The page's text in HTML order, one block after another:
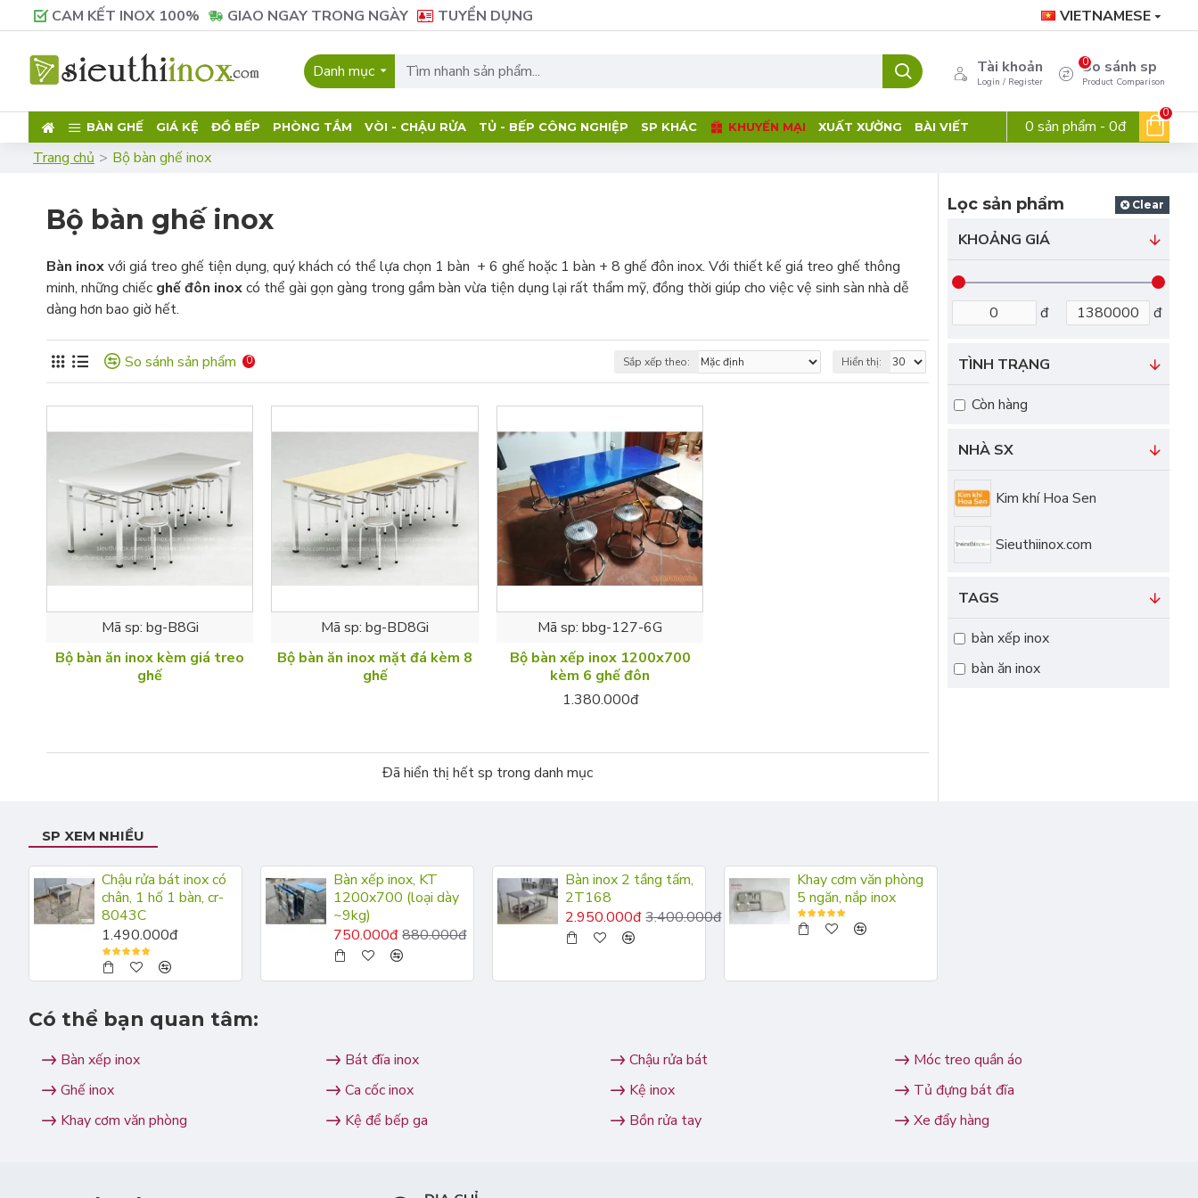
CAM KẾT INOX 100% GIAO NGAY TRONG NGÀY TUYỂN DỤNG VIETNAMESE
Danh mục Tài khoản
Login / Register
So sánh sp
Product Comparison
0
BÀN GHẾ GIÁ KỆ ĐỒ BẾP PHÒNG TẮM VÒI - CHẬU RỬA TỦ - BẾP CÔNG NGHIỆP SP KHÁC KHUYẾN MẠI XUẤT XƯỞNG BÀI VIẾT 0 sản phẩm - 0đ
0
Trang chủ Bộ bàn ghế inox
Bộ bàn ghế inox
Bàn inoxvới giá treo ghế tiện dụng, quý khách có thể lựa chọn 1 bàn + 6 ghế hoặc 1 bàn + 8 ghế đôn inox. Với thiết kế giá treo ghế thông
minh, những chiếc ghế đôn inoxcó thể gài gọn gàng trong gầm bàn vừa tiện dụng lại rất thẩm mỹ, đồng thời giúp cho việc vệ sinh sàn nhà dễ
dàng hơn bao giờ hết.
So sánh sản phẩm 0 Sắp xếp theo: Hiển thị:
Mã sp: bg-B8Gi
Bộ bàn ăn inox kèm giá treo
ghế
Mã sp: bg-BD8Gi
Bộ bàn ăn inox mặt đá kèm 8
ghế
Mã sp: bbg-127-6G
Bộ bàn xếp inox 1200x700
kèm 6 ghế đôn
1.380.000đ
Đã hiển thị hết sp trong danh mục
Lọc sản phẩm Clear
KHOẢNG GIÁ
đ đ
NHÀ SX
Kim khí Hoa Sen
Sieuthiinox.com
TAGS
bàn xếp inox
bàn ăn inox
TÌNH TRẠNG
Còn hàng
SP XEM NHIỀU
Chậu rửa bát inox có
chân, 1 hố 1 bàn, cr-
8043C
1.490.000đ
Bàn xếp inox, KT
1200x700 (loại dày
~9kg)
750.000đ 880.000đ
Bàn inox 2 tầng tấm,
2T168
2.950.000đ 3.400.000đ
Khay cơm văn phòng
5 ngăn, nắp inox
Có thể bạn quan tâm:
Bàn xếp inox
Ghế inox
Khay cơm văn phòng
Bát đĩa inox
Ca cốc inox
Kệ để bếp ga
Chậu rửa bát
Kệ inox
Bồn rửa tay
Móc treo quần áo
Tủ đựng bát đĩa
Xe đẩy hàng